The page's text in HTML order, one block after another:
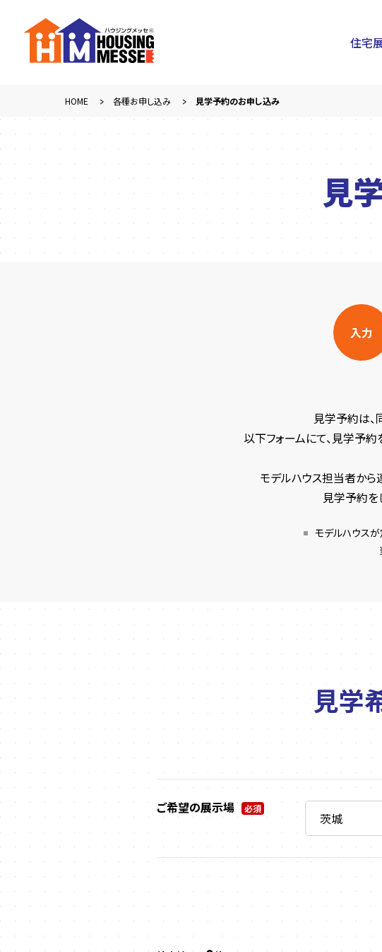
住宅
神奈
埼玉
HOME 各種お申し込み 見学予約のお申し込み
見
入力
見学予約は、
以下フォームにて、見学予
モデルハウス担当者から
見学予約を
モデルハウス
見学
ご希望の展示場 必須